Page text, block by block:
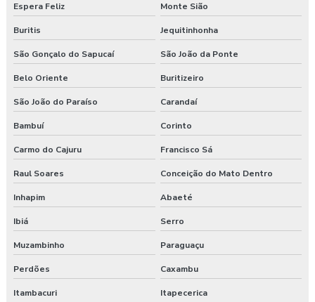
Serviço de higiene e segurança no trabalho
Serviço de segurança do trabalho
Serviços de consultoria em segurança do trabalho
Treinamento de epi nr 6
Treinamento de ergonomia
Treinamento ergonomia levantamento de peso
Treinamento de integração nr 31
Treinamento nr 31
Treinamento nr 5
Espera Feliz Monte Sião
Buritis Jequitinhonha
São Gonçalo do Sapucaí São João da Ponte
Belo Oriente Buritizeiro
São João do Paraíso Carandaí
Bambuí Corinto
Carmo do Cajuru Francisco Sá
Raul Soares Conceição do Mato Dentro
Inhapim Abaeté
Ibiá Serro
Muzambinho Paraguaçu
Perdões Caxambu
Itambacuri Itapecerica